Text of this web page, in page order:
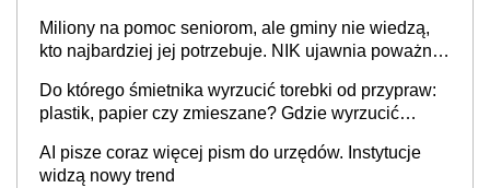
stołecznych
Miliony na pomoc seniorom, ale gminy nie wiedzą,
kto najbardziej jej potrzebuje. NIK ujawnia poważną
Do którego śmietnika wyrzucić torebki od przypraw:
plastik, papier czy zmieszane? Gdzie wyrzucić
AI pisze coraz więcej pism do urzędów. Instytucje
widzą nowy trend